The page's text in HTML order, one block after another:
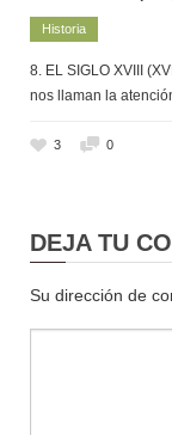
Historia
8. EL SIGLO XVIII
nos llaman la
3 0
DEJA TU
Su dirección de